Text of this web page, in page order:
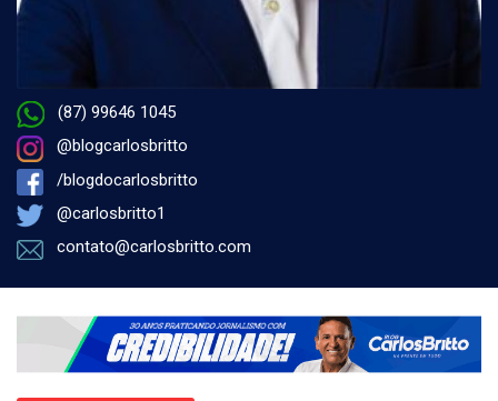
(87) 99646 1045
@blogcarlosbritto
/blogdocarlosbritto
@carlosbritto1
contato@carlosbritto.com